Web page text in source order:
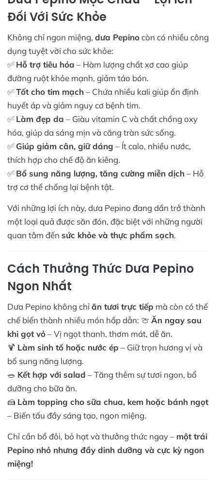
Đối Với Sức Khỏe
Không chỉ ngon miệng, dưa Pepinocòn có nhiều công
dụng tuyệt vời cho sức khỏe:
✅ Hỗ trợ tiêu hóa – Hàm lượng chất xơ cao giúp
đường ruột khỏe mạnh, giảm táo bón.
✅Tốt cho tim mạch– Chứa nhiều kali giúp ổn định
huyết áp và giảm nguy cơ bệnh tim.
✅ Làm đẹp da – Giàu vitamin C và chất chống oxy
hóa, giúp da sáng mịn và căng tràn sức sống.
✅ Giúp giảm cân, giữ dáng – Ít calo, nhiều nước,
thích hợp cho chế độ ăn kiêng.
✅ Bổ sung năng lượng, tăng cường miễn dịch– Hỗ
trợ cơ thể chống lại bệnh tật.
Với những lợi ích này, dưa Pepino đang dần trở thành
một loại quả được săn đón, đặc biệt với những người
quan tâm đến sức khỏe và thực phẩm sạch.
Cách Thưởng Thức Dưa Pepino
Ngon Nhất
Dưa Pepino không chỉăn tươi trực tiếp mà còn có thể
chế biến thành nhiều món hấp dẫn: 🍈 Ăn ngay sau
khi gọt vỏ– Vị ngọt thanh, thơm mát, dễ ăn.
🍹 Làm sinh tố hoặc nước ép – Giữ trọn hương vị và
bổ sung năng lượng.
🥗 Kết hợp với salad – Tăng thêm sự tươi ngon, bổ
dưỡng cho bữa ăn.
🍰 Làm topping cho sữa chua, kem hoặc bánh ngọt
– Biến tấu đầy sáng tạo, ngon miệng.
Chỉ cần bổ đôi, bỏ hạt và thưởng thức ngay – một trái
Pepino nhỏ nhưng đầy dinh dưỡng và cực kỳ ngon
miệng!